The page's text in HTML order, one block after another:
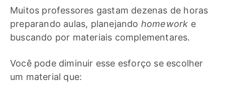
Muitos professores gastam dezenas de horas
preparando aulas, planejando homework e
buscando por materiais complementares.
Você pode diminuir esse esforço se escolher
um material que: